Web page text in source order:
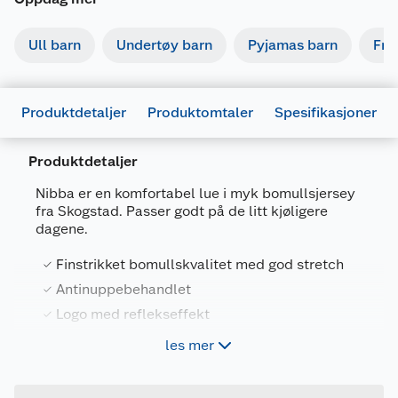
Ull barn Undertøy barn Pyjamas barn
Produktdetaljer Produktomtaler Spesifikasjoner
Produktdetaljer
Nibba er en komfortabel lue i myk bomullsjersey
fra Skogstad. Passer godt på de litt kjøligere
dagene.
Finstrikket bomullskvalitet med god stretch
Antinuppebehandlet
Logo med reflekseffekt
Perfekt alternativ når luen i ull blir for varm
les mer
Generelt
Artikkelnummer
7022324865663
Leverandørens
artikkelnummer
237122-
Størrelse
48
Farge